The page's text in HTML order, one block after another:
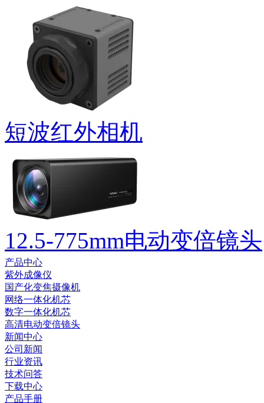
短波红外相机
12.5-775mm电动变倍镜头
产品中心
紫外成像仪
国产化变焦摄像机
网络一体化机芯
数字一体化机芯
高清电动变倍镜头
新闻中心
公司新闻
行业资讯
技术问答
下载中心
产品手册